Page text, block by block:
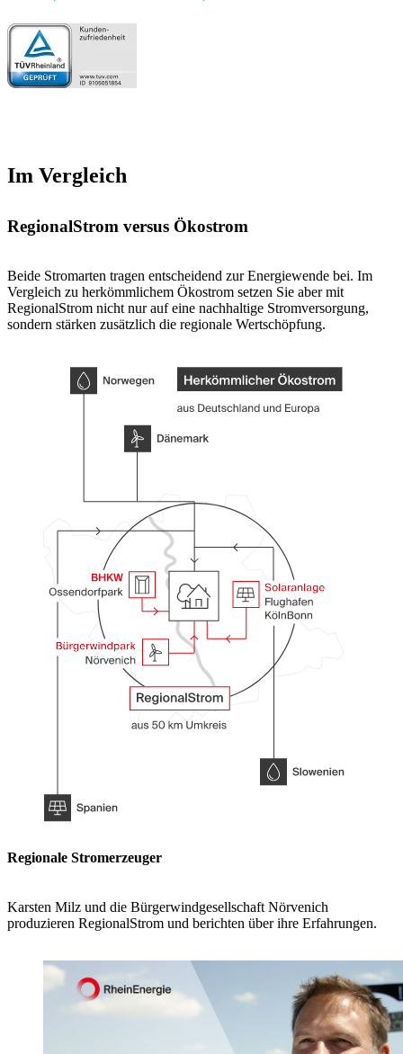
Im Vergleich
Regional­Strom versus Öko­strom
Beide Stromarten tragen entscheidend zur Energiewende bei. Im
Vergleich zu herkömmlichem Ökostrom setzen Sie aber mit
RegionalStrom nicht nur auf eine nachhaltige Stromversorgung,
sondern stärken zusätzlich die regionale Wertschöpfung.
Regionale Stromerzeuger
Karsten Milz und die Bürgerwindgesellschaft Nörvenich
produzieren RegionalStrom und berichten über ihre Erfahrungen.